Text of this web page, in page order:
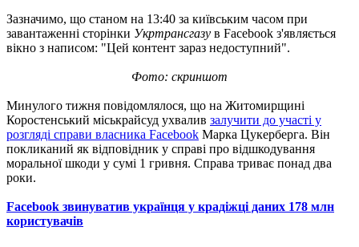
Зазначимо, що станом на 13:40 за київським часом при
завантаженні сторінки Укртрансгазу в Facebook з'являється
вікно з написом: "Цей контент зараз недоступний".
Фото: скриншот
Минулого тижня повідомлялося, що на Житомирщині
Коростенський міськрайсуд ухвалив залучити до участі у
розгляді справи власника Facebook Марка Цукерберга. Він
покликаний як відповідник у справі про відшкодування
моральної шкоди у сумі 1 гривня. Справа триває понад два
роки.
Facebook звинуватив українця у крадіжці даних 178 млн
користувачів